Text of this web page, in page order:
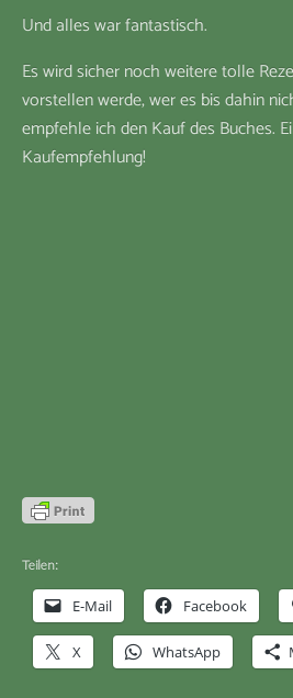
Und alles war fantastisch.
Es wird sicher noch weitere tolle
vorstellen werde, wer es bis dahin
empfehle ich den Kauf des Buches.
Kaufempfehlung!
Teilen:
E-Mail Facebook
X WhatsApp